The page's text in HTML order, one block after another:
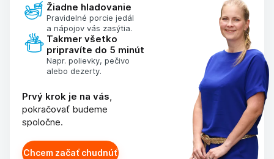
Žiadne hladovanie
Pravidelné porcie jedál
a nápojov vás zasýtia.
Takmer všetko
pripravíte do 5 minút
Napr. polievky, pečivo
alebo dezerty.
Prvý krok je na vás,
pokračovať budeme
spoločne.
Chcem začať chudnúť